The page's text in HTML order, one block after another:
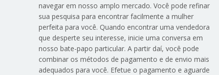
navegar em nosso amplo mercado. Você pode refinar
sua pesquisa para encontrar facilmente a mulher
perfeita para você. Quando encontrar uma vendedora
que desperte seu interesse, inicie uma conversa em
nosso bate-papo particular. A partir daí, você pode
combinar os métodos de pagamento e de envio mais
adequados para você. Efetue o pagamento e aguarde